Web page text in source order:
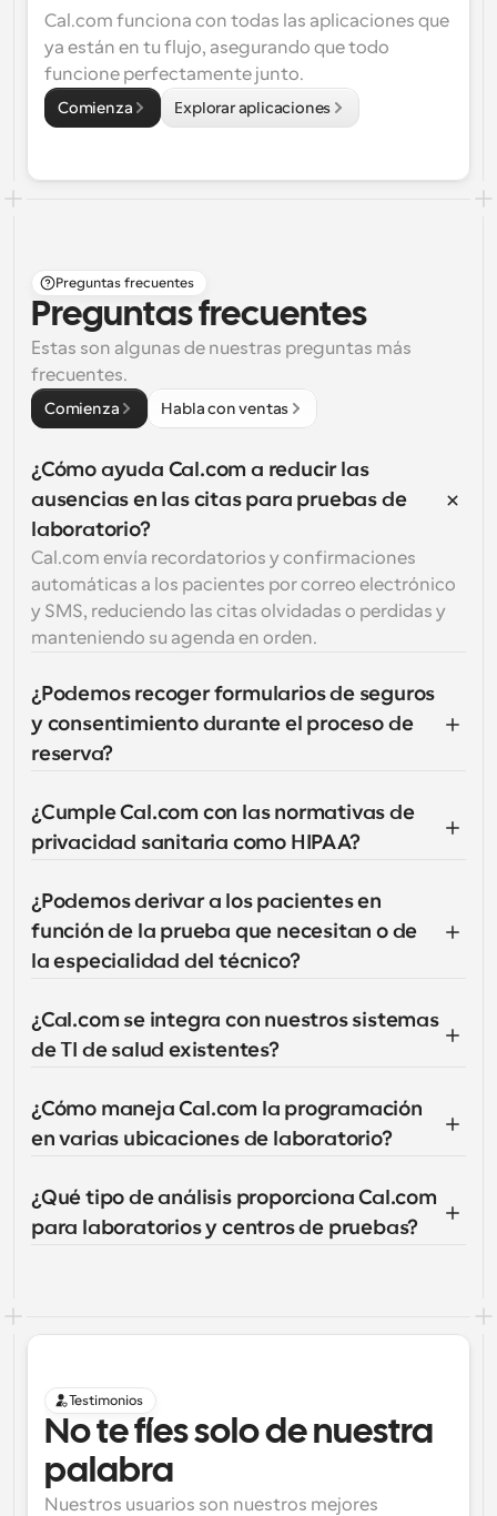
Cal.com funciona con todas las aplicaciones que
ya están en tu flujo, asegurando que todo
funcione perfectamente junto.
Comienza Explorar aplicaciones
Preguntas frecuentes
Preguntas frecuentes
Estas son algunas de nuestras preguntas más
frecuentes.
Comienza Habla con ventas
¿Cómo ayuda Cal.com a reducir las
ausencias en las citas para pruebas de
laboratorio?
Cal.com envía recordatorios y confirmaciones
automáticas a los pacientes por correo electrónico
y SMS, reduciendo las citas olvidadas o perdidas y
manteniendo su agenda en orden.
¿Podemos recoger formularios de seguros
y consentimiento durante el proceso de
reserva?
¿Cumple Cal.com con las normativas de
privacidad sanitaria como HIPAA?
¿Podemos derivar a los pacientes en
función de la prueba que necesitan o de
la especialidad del técnico?
¿Cal.com se integra con nuestros sistemas
de TI de salud existentes?
¿Cómo maneja Cal.com la programación
en varias ubicaciones de laboratorio?
¿Qué tipo de análisis proporciona Cal.com
para laboratorios y centros de pruebas?
Testimonios
No te fíes solo de nuestra
palabra
Nuestros usuarios son nuestros mejores